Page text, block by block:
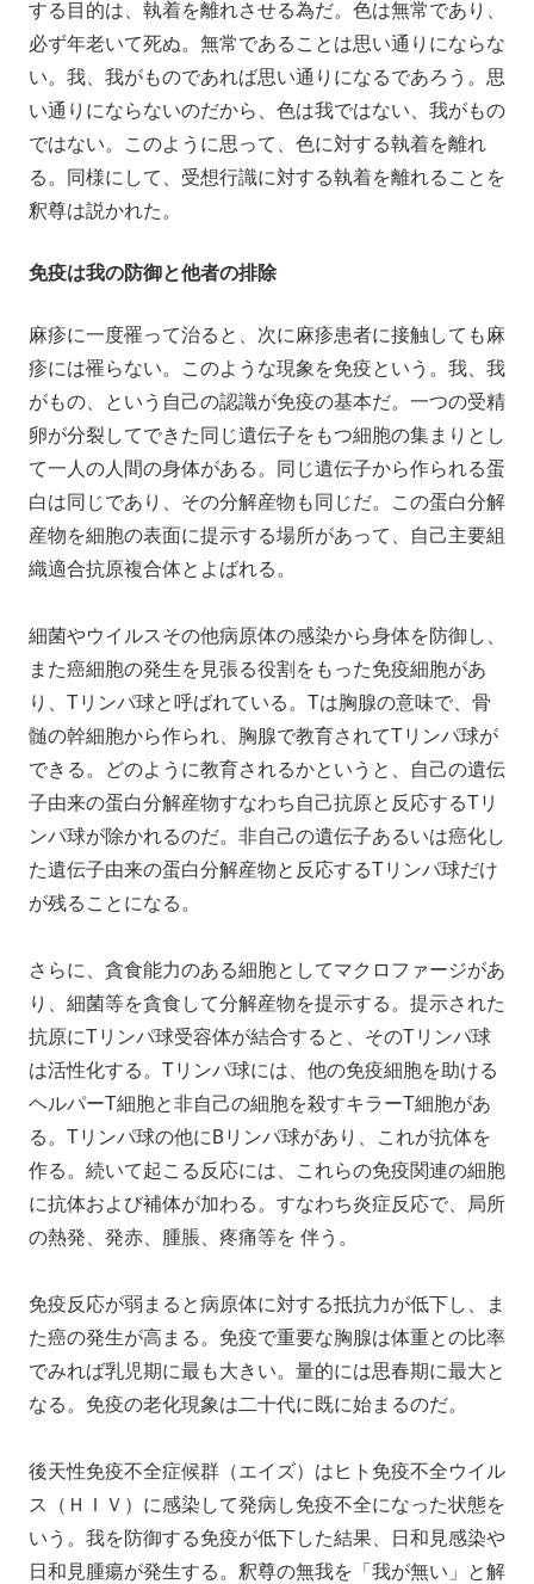
する目的は、執着を離れさせる為だ。色は無常であり、
必ず年老いて死ぬ。無常であることは思い通りにならな
い。我、我がものであれば思い通りになるであろう。思
い通りにならないのだから、色は我ではない、我がもの
ではない。このように思って、色に対する執着を離れ
る。同様にして、受想行識に対する執着を離れることを
釈尊は説かれた。
免疫は我の防御と他者の排除
麻疹に一度罹って治ると、次に麻疹患者に接触しても麻
疹には罹らない。このような現象を免疫という。我、我
がもの、という自己の認識が免疫の基本だ。一つの受精
卵が分裂してできた同じ遺伝子をもつ細胞の集まりとし
て一人の人間の身体がある。同じ遺伝子から作られる蛋
白は同じであり、その分解産物も同じだ。この蛋白分解
産物を細胞の表面に提示する場所があって、自己主要組
織適合抗原複合体とよばれる。
細菌やウイルスその他病原体の感染から身体を防御し、
また癌細胞の発生を見張る役割をもった免疫細胞があ
り、Tリンパ球と呼ばれている。Tは胸腺の意味で、骨
髄の幹細胞から作られ、胸腺で教育されてTリンパ球が
できる。どのように教育されるかというと、自己の遺伝
子由来の蛋白分解産物すなわち自己抗原と反応するTリ
ンパ球が除かれるのだ。非自己の遺伝子あるいは癌化し
た遺伝子由来の蛋白分解産物と反応するTリンパ球だけ
が残ることになる。
さらに、貪食能力のある細胞としてマクロファージがあ
り、細菌等を貪食して分解産物を提示する。提示された
抗原にTリンパ球受容体が結合すると、そのTリンパ球
は活性化する。Tリンパ球には、他の免疫細胞を助ける
ヘルパーT細胞と非自己の細胞を殺すキラーT細胞があ
る。Tリンパ球の他にBリンパ球があり、これが抗体を
作る。続いて起こる反応には、これらの免疫関連の細胞
に抗体および補体が加わる。すなわち炎症反応で、局所
の熱発、発赤、腫脹、疼痛等を 伴う。
免疫反応が弱まると病原体に対する抵抗力が低下し、ま
た癌の発生が高まる。免疫で重要な胸腺は体重との比率
でみれば乳児期に最も大きい。量的には思春期に最大と
なる。免疫の老化現象は二十代に既に始まるのだ。
後天性免疫不全症候群（エイズ）はヒト免疫不全ウイル
ス（ＨＩＶ）に感染して発病し免疫不全になった状態を
いう。我を防御する免疫が低下した結果、日和見感染や
日和見腫瘍が発生する。釈尊の無我を「我が無い」と解